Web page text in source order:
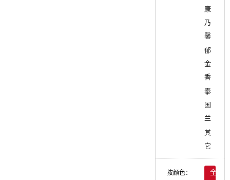
康
乃
馨
郁
金
香
泰
国
兰
其
它
按颜色：
全